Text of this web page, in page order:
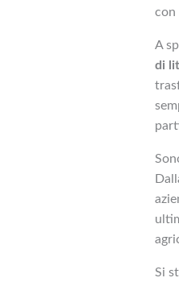
con
A
di
Si